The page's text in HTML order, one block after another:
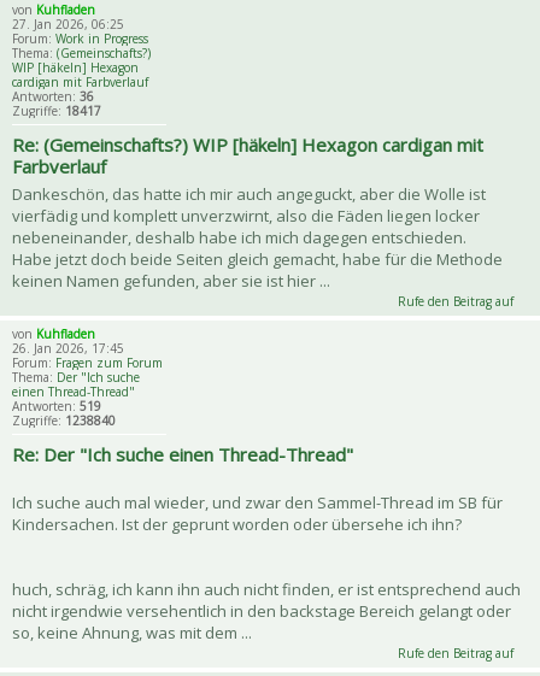
von Kuhfladen
27. Jan 2026, 06:25
Forum: Work in Progress
Thema: (Gemeinschafts?)
WIP [häkeln] Hexagon
cardigan mit Farbverlauf
Antworten: 36
Zugriffe: 18417
Re: (Gemeinschafts?) WIP [häkeln] Hexagon cardigan mit
Farbverlauf
Dankeschön, das hatte ich mir auch angeguckt, aber die Wolle ist
vierfädig und komplett unverzwirnt, also die Fäden liegen locker
nebeneinander, deshalb habe ich mich dagegen entschieden.
Habe jetzt doch beide Seiten gleich gemacht, habe für die Methode
keinen Namen gefunden, aber sie ist hier ...
Rufe den Beitrag auf
von Kuhfladen
26. Jan 2026, 17:45
Forum: Fragen zum Forum
Thema: Der "Ich suche
einen Thread-Thread"
Antworten: 519
Zugriffe: 1238840
Re: Der "Ich suche einen Thread-Thread"
Ich suche auch mal wieder, und zwar den Sammel-Thread im SB für
Kindersachen. Ist der geprunt worden oder übersehe ich ihn?
huch, schräg, ich kann ihn auch nicht finden, er ist entsprechend auch
nicht irgendwie versehentlich in den backstage Bereich gelangt oder
so, keine Ahnung, was mit dem ...
Rufe den Beitrag auf